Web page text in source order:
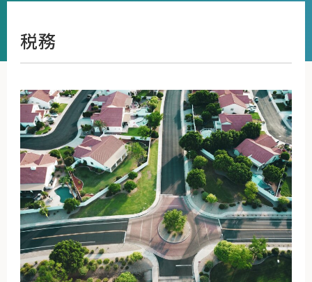
運営会社
ファミリーオフィスとは
関連書籍
メールマガジン登録
よくある質問
税務